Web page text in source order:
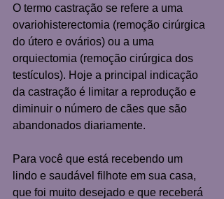
O termo castração se refere a uma
ovariohisterectomia (remoção cirúrgica
do útero e ovários) ou a uma
orquiectomia (remoção cirúrgica dos
testículos). Hoje a principal indicação
da castração é limitar a reprodução e
diminuir o número de cães que são
abandonados diariamente.
Para você que está recebendo um
lindo e saudável filhote em sua casa,
que foi muito desejado e que receberá